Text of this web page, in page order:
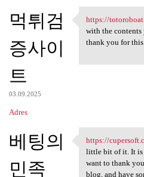
먹튀검
증사이
트
03.09.2025
Adres
https://
https://
with the contents
thank you for
베팅의
민족
https://
https://
little bit of it. It is
want to thank
blog, and have